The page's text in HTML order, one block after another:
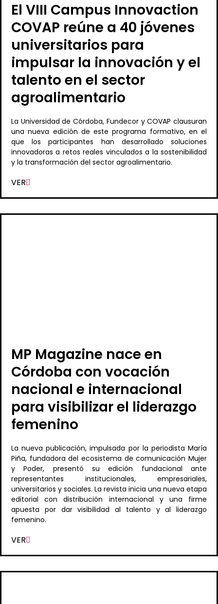
El VIII Campus Innovaction
COVAP reúne a 40 jóvenes
universitarios para
impulsar la innovación y el
talento en el sector
agroalimentario
La Universidad de Córdoba, Fundecor y COVAP clausuran
una nueva edición de este programa formativo, en el
que los participantes han desarrollado soluciones
innovadoras a retos reales vinculados a la sostenibilidad
y la transformación del sector agroalimentario.
VER
MP Magazine nace en
Córdoba con vocación
nacional e internacional
para visibilizar el liderazgo
femenino
La nueva publicación, impulsada por la periodista María
Piña, fundadora del ecosistema de comunicación Mujer
y Poder, presentó su edición fundacional ante
representantes institucionales, empresariales,
universitarios y sociales. La revista inicia una nueva etapa
editorial con distribución internacional y una firme
apuesta por dar visibilidad al talento y al liderazgo
femenino.
VER